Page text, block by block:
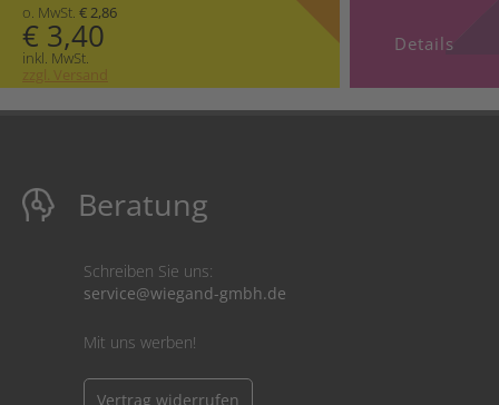
o. MwSt. € 2,86
€ 3,40
inkl. MwSt.
zzgl. Versand
Details
Beratung
Schreiben Sie uns:
service@wiegand-gmbh.de
Mit uns werben!
Vertrag widerrufen